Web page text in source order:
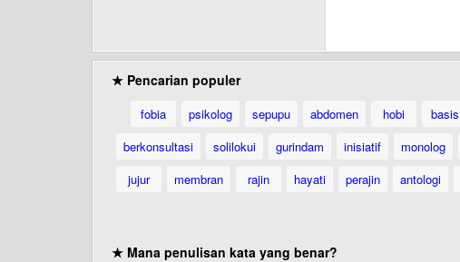
★ Pencarian populer
fobia psikolog sepupu abdomen hobi basis
berkonsultasi
solilokui gurindam inisiatif monolog
jujur
membran rajin hayati perajin antologi
★ Mana penulisan kata yang benar?